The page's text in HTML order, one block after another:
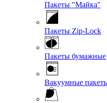
Пакеты "Майка"
Пакеты Zip-Lock
Пакеты бумажные
Вакуумные